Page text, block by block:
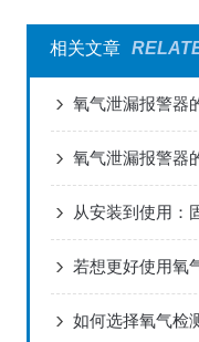
相关文章
氧气泄漏报警器
氧气泄漏报警器
从安装到使用：
若想更好使用氧
如何选择氧气检